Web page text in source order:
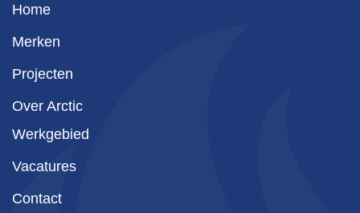
Home
Merken
Projecten
Over Arctic
Werkgebied
Vacatures
Contact